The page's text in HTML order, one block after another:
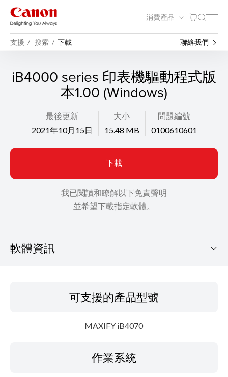
消費產品
支援 搜索 下載 聯絡我們
iB4000 series 印表機驅動程式版
本1.00 (Windows)
最後更新
2021年10月15日
大小
15.48 MB
問題編號
0100610601
下載
我已閱讀和瞭解以下免責聲明
並希望下載指定軟體。
軟體資訊
可支援的產品型號
MAXIFY iB4070
作業系統